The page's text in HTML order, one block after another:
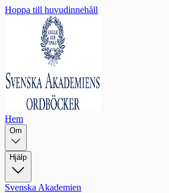
Hoppa till huvudinnehåll
Hem
Om
Hjälp
Svenska Akademien